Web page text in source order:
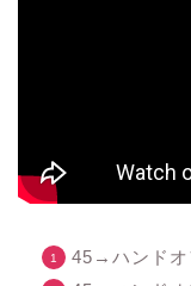
45→ハンド